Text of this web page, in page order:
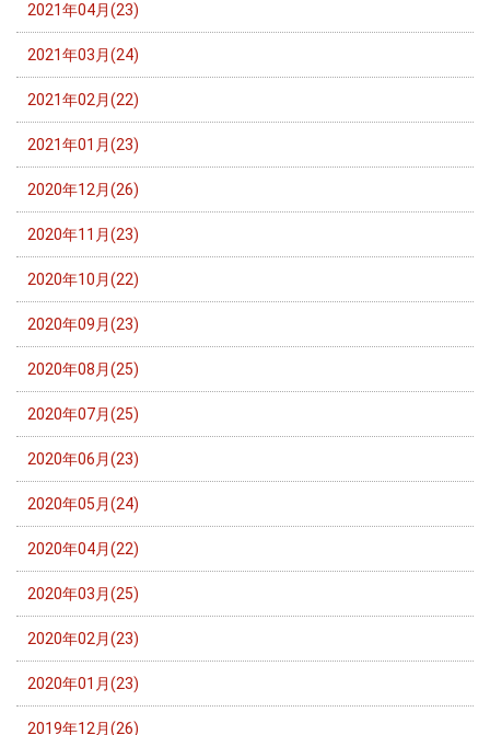
2021年04月(23)
2021年03月(24)
2021年02月(22)
2021年01月(23)
2020年12月(26)
2020年11月(23)
2020年10月(22)
2020年09月(23)
2020年08月(25)
2020年07月(25)
2020年06月(23)
2020年05月(24)
2020年04月(22)
2020年03月(25)
2020年02月(23)
2020年01月(23)
2019年12月(26)